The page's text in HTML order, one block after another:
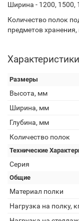
Ширина - 1200, 1500,
Количество полок
предметов
Характеристики
Размеры
Высота, мм
Ширина, мм
Глубина, мм
Количество полок
Технические
Серия
Общие
Материал полки
Нагрузка на полку,